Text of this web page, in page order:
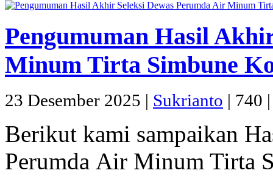
Pengumuman Hasil
Minum Tirta Simbune
23 Desember 2025 | Sukrianto | 740
Berikut kami sampaikan
Perumda Air Minum Tirta